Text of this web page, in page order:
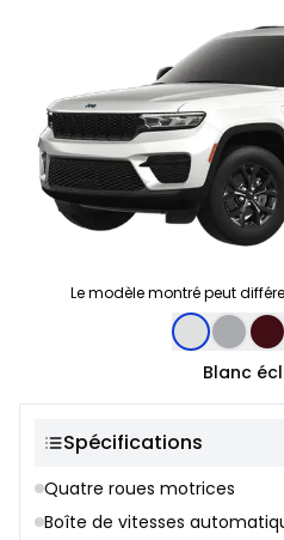
Le modèle montré peut
Sélection de couleur
Blanc
Spécifications
Quatre roues motrices
Boîte de vitesses